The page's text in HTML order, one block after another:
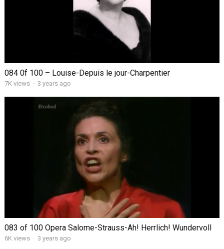
084 0f 100 – Louise-Depuis le jour-Charpentier
7K views · 3 years ago
083 of 100 Opera Salome-Strauss-Ah! Herrlich! Wundervoll
6K views · 3 years ago